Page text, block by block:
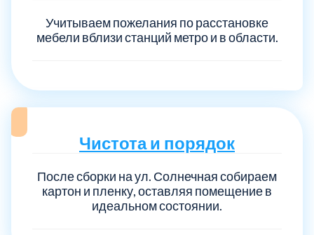
Учитываем пожелания по расстановке
мебели вблизи станций метро и в области.
Чистота и порядок
После сборки на ул. Солнечная собираем
картон и пленку, оставляя помещение в
идеальном состоянии.